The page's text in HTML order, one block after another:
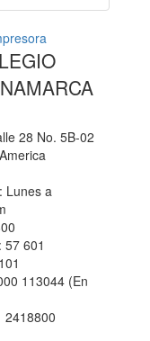
28 No. 5B-02
Lunes a
601
113044 (En
2418800